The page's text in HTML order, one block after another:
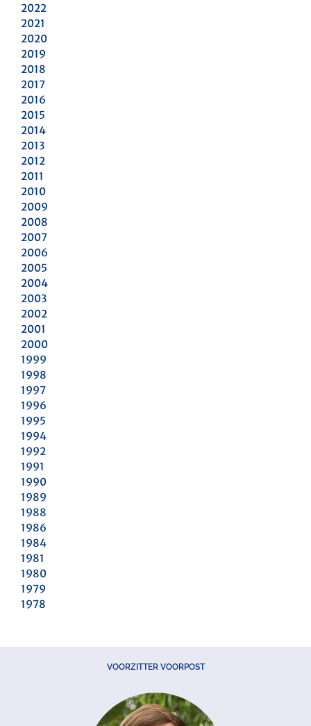
2022
2021
2020
2019
2018
2017
2016
2015
2014
2013
2012
2011
2010
2009
2008
2007
2006
2005
2004
2003
2002
2001
2000
1999
1998
1997
1996
1995
1994
1992
1991
1990
1989
1988
1986
1984
1981
1980
1979
1978
VOORZITTER VOORPOST